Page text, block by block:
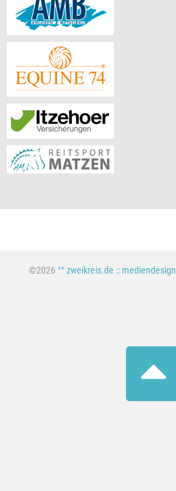
©2026 °° zweikreis.de :: mediendesign